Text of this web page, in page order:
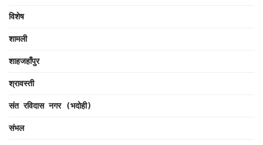
विशेष
शामली
शाहजहाँपुर
श्रावस्ती
संत रविदास नगर (भदोही)
संभल